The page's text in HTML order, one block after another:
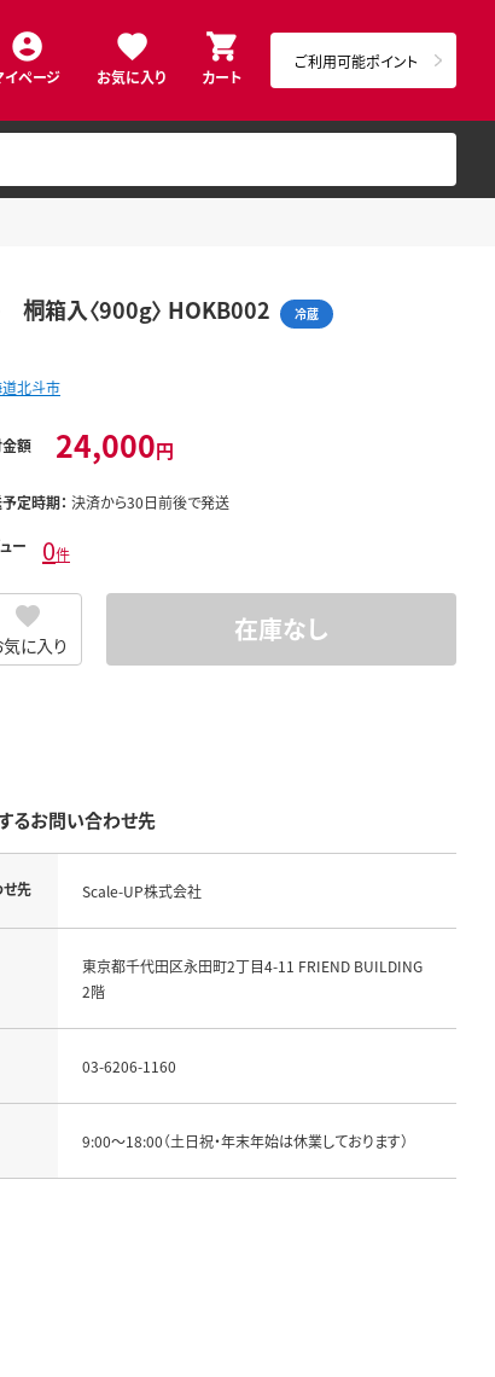
イページ お気に入り カート
ご利用可能ポイント
桐箱入〈900g〉 HOKB002 冷蔵
北斗市
額 24,000円
定時期： 決済から30日前後で発送
ー 0件
気に入り 在庫なし
るお問い合わせ先
先 Scale-UP株式会社
東京都千代田区永田町2丁目4-11 FRIEND BUILDING
2階
03-6206-1160
9:00～18:00（土日祝・年末年始は休業しております）